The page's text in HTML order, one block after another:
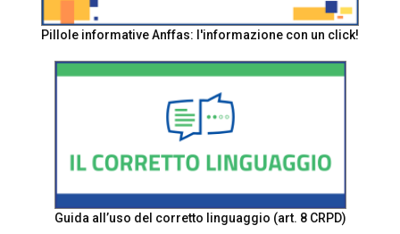
Pillole informative Anffas: l'informazione con un click!
Guida all’uso del corretto linguaggio (art. 8 CRPD)